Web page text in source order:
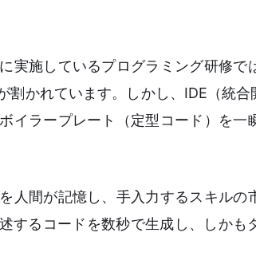
実施しているプログラミング研修で
割かれています。しかし、IDE（統
イラープレート（定型コード）を一
人間が記憶し、手入力するスキルの
するコードを数秒で生成し、しかも